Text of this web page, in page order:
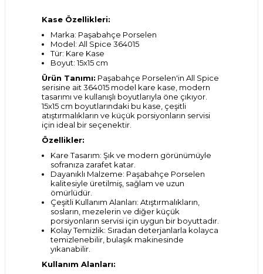
Kase Özellikleri:
Marka: Paşabahçe Porselen
Model: All Spice 364015
Tür: Kare Kase
Boyut: 15x15 cm
Ürün Tanımı: Paşabahçe Porselen'in All Spice
serisine ait 364015 model kare kase, modern
tasarımı ve kullanışlı boyutlarıyla öne çıkıyor.
15x15 cm boyutlarındaki bu kase, çeşitli
atıştırmalıkların ve küçük porsiyonların servisi
için ideal bir seçenektir.
Özellikler:
Kare Tasarım: Şık ve modern görünümüyle
sofranıza zarafet katar.
Dayanıklı Malzeme: Paşabahçe Porselen
kalitesiyle üretilmiş, sağlam ve uzun
ömürlüdür.
Çeşitli Kullanım Alanları: Atıştırmalıkların,
sosların, mezelerin ve diğer küçük
porsiyonların servisi için uygun bir boyuttadır.
Kolay Temizlik: Sıradan deterjanlarla kolayca
temizlenebilir, bulaşık makinesinde
yıkanabilir.
Kullanım Alanları: